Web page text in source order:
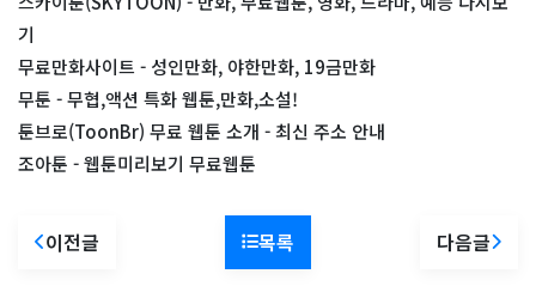
기
무료만화사이트 - 성인만화, 야한만화, 19금만화
무툰 - 무협,액션 특화 웹툰,만화,소설!
툰브로(ToonBr) 무료 웹툰 소개 - 최신 주소 안내
조아툰 - 웹툰미리보기 무료웹툰
이전글 목록 다음글